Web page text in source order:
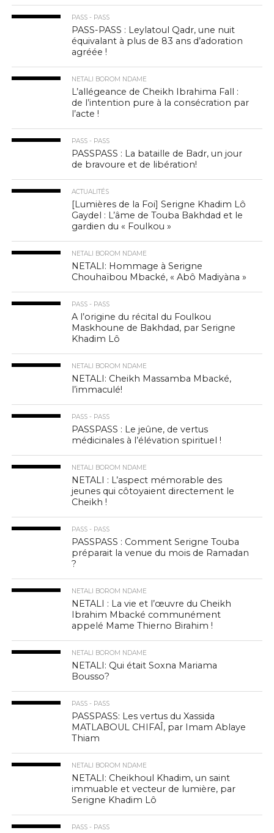
PASS - PASS
PASS-PASS : Leylatoul Qadr, une nuit
équivalant à plus de 83 ans d’adoration
agréée !
NETALI BOROM NDAME
L’allégeance de Cheikh Ibrahima Fall :
de l’intention pure à la consécration par
l’acte !
PASS - PASS
PASSPASS : La bataille de Badr, un jour
de bravoure et de libération!
ACTUALITÉS
[Lumières de la Foi] Serigne Khadim Lô
Gaydel : L’âme de Touba Bakhdad et le
gardien du « Foulkou »
NETALI BOROM NDAME
NETALI: Hommage à Serigne
Chouhaïbou Mbacké, « Abô Madiyàna »
PASS - PASS
A l’origine du récital du Foulkou
Maskhoune de Bakhdad, par Serigne
Khadim Lô
NETALI BOROM NDAME
NETALI: Cheikh Massamba Mbacké,
l’immaculé!
PASS - PASS
PASSPASS : Le jeûne, de vertus
médicinales à l’élévation spirituel !
NETALI BOROM NDAME
NETALI : L’aspect mémorable des
jeunes qui côtoyaient directement le
Cheikh !
PASS - PASS
PASSPASS : Comment Serigne Touba
préparait la venue du mois de Ramadan
?
NETALI BOROM NDAME
NETALI : La vie et l’œuvre du Cheikh
Ibrahim Mbacké communément
appelé Mame Thierno Birahim !
NETALI BOROM NDAME
NETALI: Qui était Soxna Mariama
Bousso?
PASS - PASS
PASSPASS: Les vertus du Xassida
MATLABOUL CHIFAÎ, par Imam Ablaye
Thiam
NETALI BOROM NDAME
NETALI: Cheikhoul Khadim, un saint
immuable et vecteur de lumière, par
Serigne Khadim Lô
PASS - PASS